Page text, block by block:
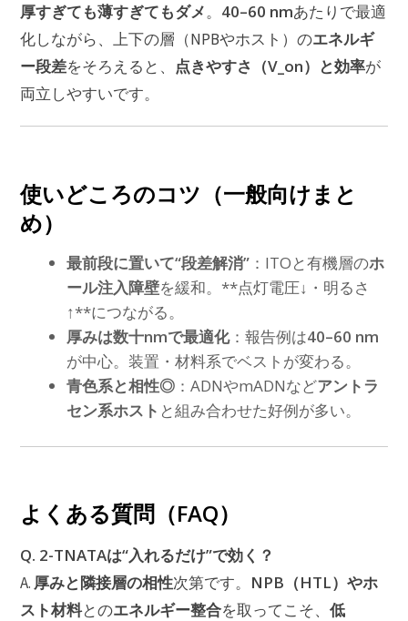
厚すぎても薄すぎてもダメ。 40–60 nmあたりで最適
化しながら、上下の層（NPBやホスト）のエネルギ
ー段差をそろえると、 点きやすさ（V_on）と効率が
両立しやすいです。
使いどころのコツ（一般向けまと
め）
最前段に置いて“段差解消” ：ITOと有機層のホ
ール注入障壁を緩和。**点灯電圧↓・明るさ
↑**につながる。
厚みは数十nmで最適化：報告例は40–60 nm
が中心。装置・材料系でベストが変わる。
青色系と相性◎ ：ADNやmADNなどアントラ
セン系ホスト と組み合わせた好例が多い。
よくある質問（FAQ）
Q. 2-TNATAは“入れるだけ”で効く？
A. 厚みと隣接層の相性次第です。 NPB（HTL）やホ
スト材料とのエネルギー整合を取ってこそ、 低